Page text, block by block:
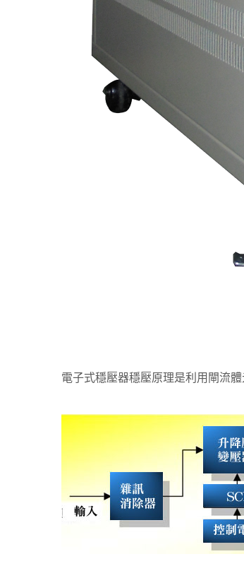
電子式穩壓器穩壓原理是利用閘流